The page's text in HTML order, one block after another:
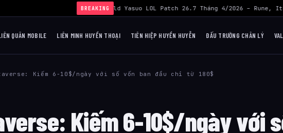
BREAKING
› Build Yasuo LOL Patch 26.7 Tháng 4/2026 – Rune,
QUÂN MOBILE LIÊN MINH HUYỀN THOẠI TIÊN HIỆP HUYỀN HUYỄN ĐẤU TRƯỜNG CHÂN LÝ
Kiếm 6-10$/ngày với số vốn ban đầu chỉ từ 180$
Kiếm 6-10$/ngày với